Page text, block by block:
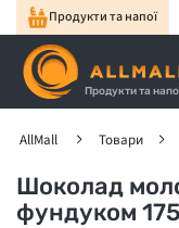
Продукти та напої
Продукти та
AllMall Товари
Шоколад
фундуком